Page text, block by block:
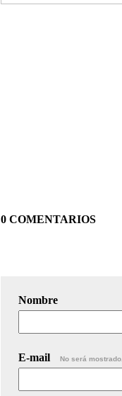
0 COMENTARIOS
Nombre
E-mail No será mostrado.